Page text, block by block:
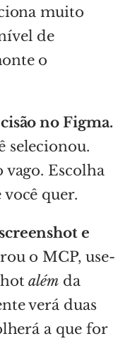
muito
de
o
no Figma.
selecionou.
vago. Escolha
quer.
e
o MCP, use-
além da
verá duas
a que for